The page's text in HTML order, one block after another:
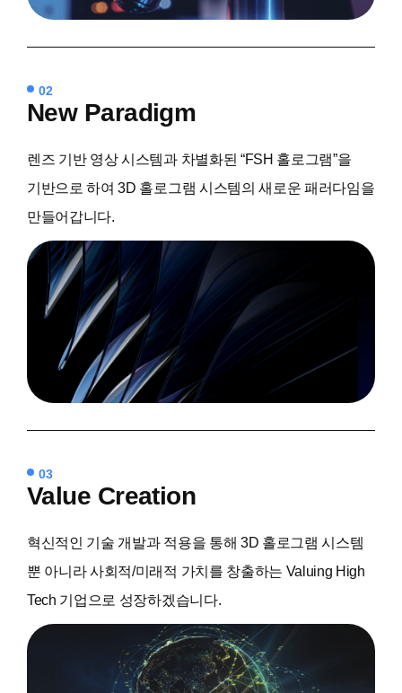
02
New Paradigm
렌즈 기반 영상 시스템과 차별화된 “FSH 홀로그램”을
기반으로 하여 3D 홀로그램 시스템의 새로운 패러다임을
만들어갑니다.
03
Value Creation
혁신적인 기술 개발과 적용을 통해 3D 홀로그램 시스템
뿐 아니라 사회적/미래적 가치를 창출하는 Valuing High
Tech 기업으로 성장하겠습니다.